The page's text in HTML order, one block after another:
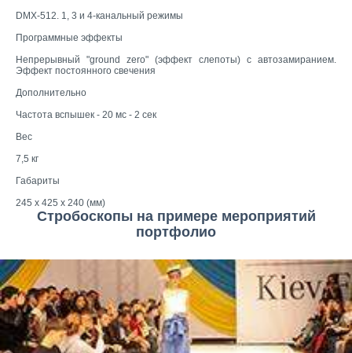
DMX-512. 1, 3 и 4-канальный режимы
Программные эффекты
Непрерывный "ground zero" (эффект слепоты) с автозамиранием.
Эффект постоянного свечения
Дополнительно
Частота вспышек - 20 мс - 2 сек
Вес
7,5 кг
Габариты
245 x 425 x 240 (мм)
Стробоскопы на примере мероприятий
портфолио